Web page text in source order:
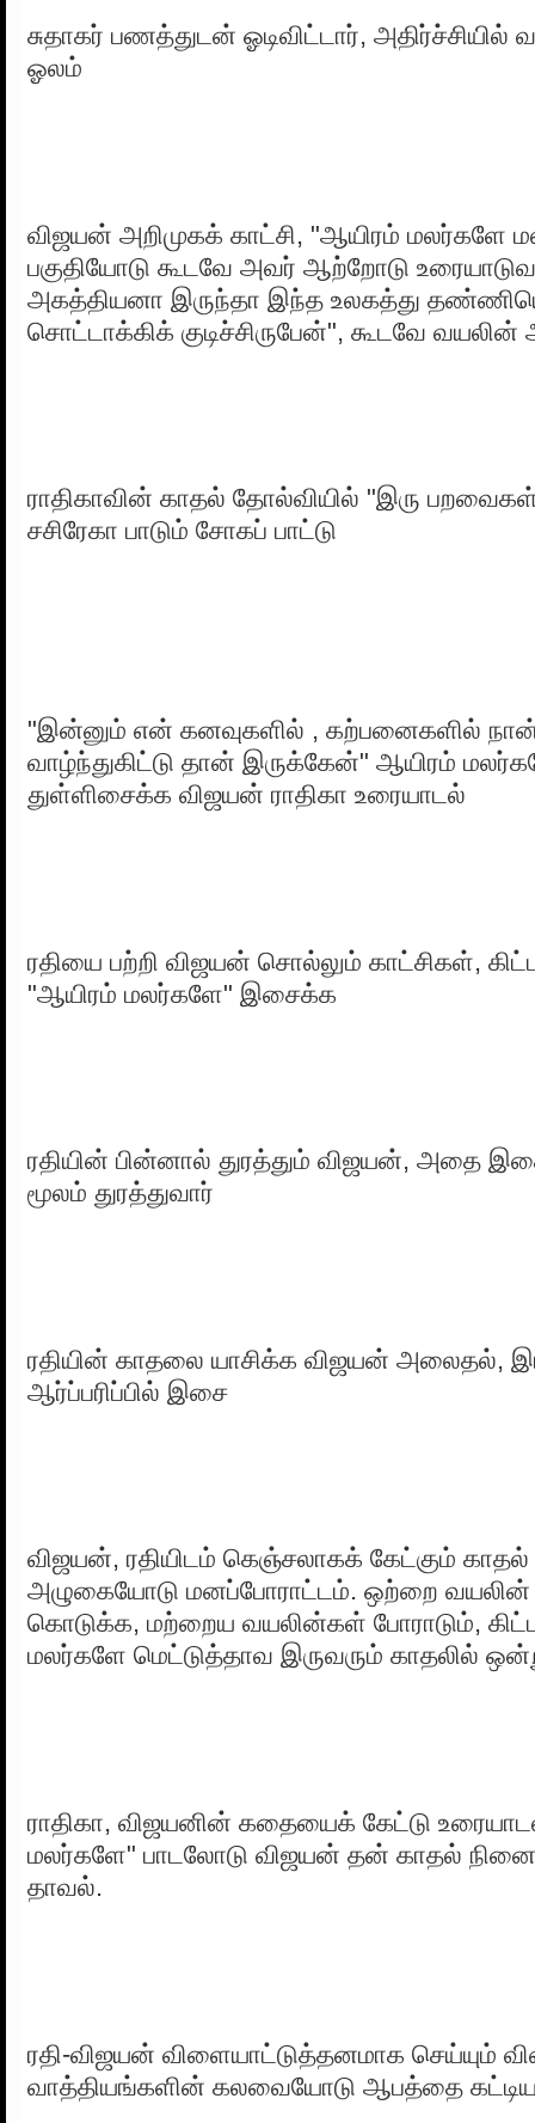
சுதாகர் பணத்துடன் ஓடிவிட்டார்,
ஓலம்
விஜயன் அறிமுகக் காட்சி, "ஆயிரம் மலர்களே
பகுதியோடு கூடவே அவர் ஆற்றோடு
அகத்தியனா இருந்தா இந்த உலகத்து
சொட்டாக்கிக் குடிச்சிருபேன்", கூடவே வயலின்
ராதிகாவின் காதல் தோல்வியில் "இரு
சசிரேகா பாடும் சோகப் பாட்டு
"இன்னும் என் கனவுகளில் , கற்பனைகளில்
வாழ்ந்துகிட்டு தான் இருக்கேன்" ஆயிரம்
துள்ளிசைக்க விஜயன் ராதிகா உரையாடல்
ரதியை பற்றி விஜயன் சொல்லும் காட்சிகள்,
"ஆயிரம் மலர்களே" இசைக்க
ரதியின் பின்னால் துரத்தும் விஜயன், அதை
மூலம் துரத்துவார்
ரதியின் காதலை யாசிக்க விஜயன் அலைதல்,
ஆர்ப்பரிப்பில் இசை
விஜயன், ரதியிடம் கெஞ்சலாகக் கேட்கும்
அழுகையோடு மனப்போராட்டம். ஒற்றை
கொடுக்க, மற்றைய வயலின்கள் போராடும்,
மலர்களே மெட்டுத்தாவ இருவரும் காதலில்
ராதிகா, விஜயனின் கதையைக் கேட்டு
மலர்களே" பாடலோடு விஜயன் தன் காதல்
தாவல்.
ரதி-விஜயன் விளையாட்டுத்தனமாக செய்யும்
வாத்தியங்களின் கலவையோடு ஆபத்தை கட்டியம்